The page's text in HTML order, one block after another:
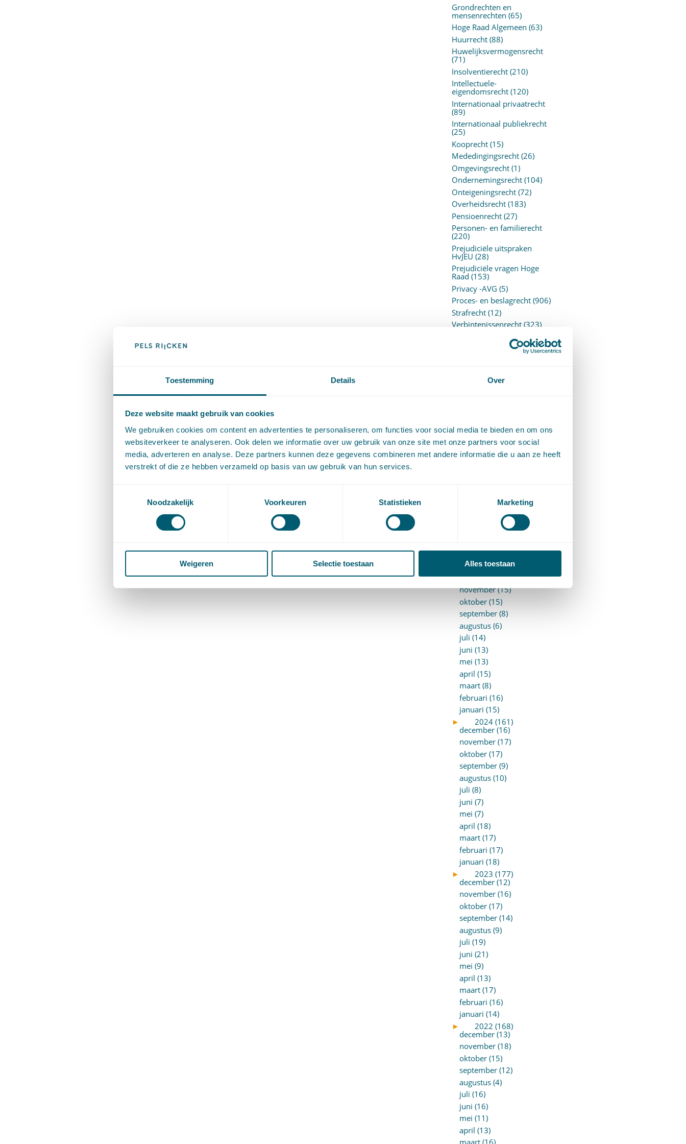
Toestemming Details Over
Deze website maakt gebruik van cookies
We gebruiken cookies om content en advertenties te personaliseren, om functies voor social media te bieden en om ons
websiteverkeer te analyseren. Ook delen we informatie over uw gebruik van onze site met onze partners voor social
media, adverteren en analyse. Deze partners kunnen deze gegevens combineren met andere informatie die u aan ze heeft
verstrekt of die ze hebben verzameld op basis van uw gebruik van hun services.
Noodzakelijk
Voorkeuren Statistieken Marketing
Weigeren Selectie toestaan Alles toestaan
Grondrechten en
mensenrechten (65)
Hoge Raad Algemeen (63)
Huurrecht(88)
Huwelijksvermogensrecht
(71)
Insolventierecht(210)
Intellectuele-
eigendomsrecht(120)
Internationaal privaatrecht
(89)
Internationaal publiekrecht
(25)
Kooprecht(15)
Mededingingsrecht(26)
Omgevingsrecht(1)
Ondernemingsrecht(104)
Onteigeningsrecht(72)
Overheidsrecht(183)
Pensioenrecht(27)
Personen- en familierecht
(220)
Prejudiciële uitspraken
HvJEU (28)
Prejudiciële vragen Hoge
Raad (153)
Privacy -AVG (5)
Proces- en beslagrecht(906)
Strafrecht(12)
Verbintenissenrecht(323)
Vermogensrecht algemeen
Wetgeving
ARCHIEF
2025 (153)
december (15)
november (15)
oktober (15)
september (8)
augustus (6)
juli (14)
juni (13)
mei (13)
april (15)
maart (8)
februari (16)
januari (15)
►
2024 (161)
december (16)
november (17)
oktober (17)
september (9)
augustus (10)
juli (8)
juni (7)
mei (7)
april (18)
maart (17)
februari (17)
januari (18)
►
2023 (177)
december (12)
november (16)
oktober (17)
september (14)
augustus (9)
juli (19)
juni (21)
mei (9)
april (13)
maart (17)
februari (16)
januari (14)
►
2022 (168)
december (13)
november (18)
oktober (15)
september (12)
augustus (4)
juli (16)
juni (16)
mei (11)
april (13)
maart (16)